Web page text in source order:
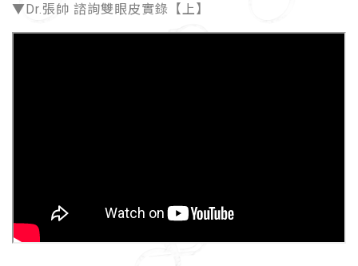
▼Dr.張帥 諮詢雙眼皮實錄【上】